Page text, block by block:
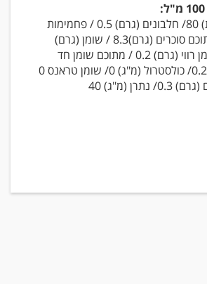
אנרגיה (קלוריות) 80/ חלבונים (גרם) 0.5 / פחמימות
(גרם) 17.5 / מתוכם סוכרים (גרם)8.3 / שומן (גרם)
0.7 / מתוכם שומן רווי (גרם) 0.2 / מתוכם שומן חד
בלתי רווי (גרם) 0.2/ כולסטרול (מ"ג) 0/ שומן טראנס 0
(מ"ג) 40